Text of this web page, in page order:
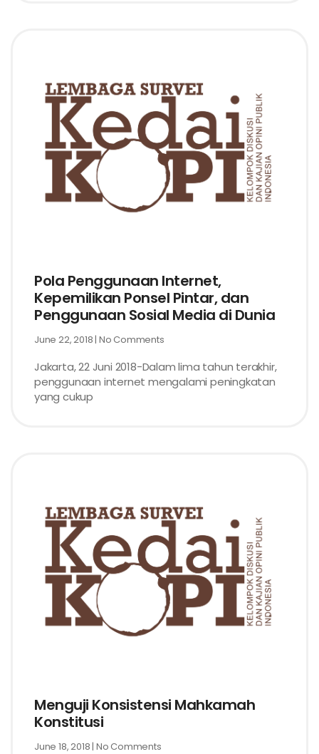
Pola Penggunaan Internet,
Kepemilikan Ponsel Pintar, dan
Penggunaan Sosial Media di Dunia
June 22, 2018 No Comments
Jakarta, 22 Juni 2018-Dalam lima tahun terakhir,
penggunaan internet mengalami peningkatan
yang cukup
Menguji Konsistensi Mahkamah
Konstitusi
June 18, 2018 No Comments